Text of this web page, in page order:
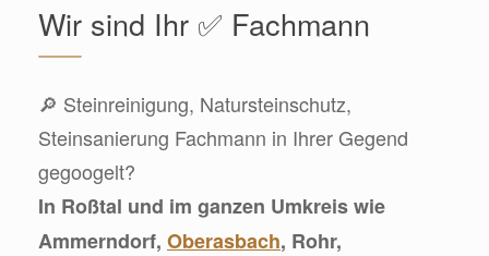
Wir sind Ihr ✅ Fachmann
🔎 Steinreinigung, Natursteinschutz,
Steinsanierung Fachmann in Ihrer Gegend
gegoogelt?
In Roßtal und im ganzen Umkreis wie
Ammerndorf, Oberasbach, Rohr,